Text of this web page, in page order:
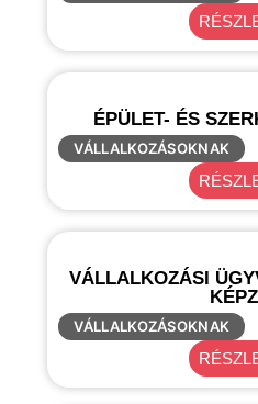
ÉPÜLET- ÉS
VÁLLALKOZÁSOKNAK
VÁLLALKOZÁSI
VÁLLALKOZÁSOKNAK